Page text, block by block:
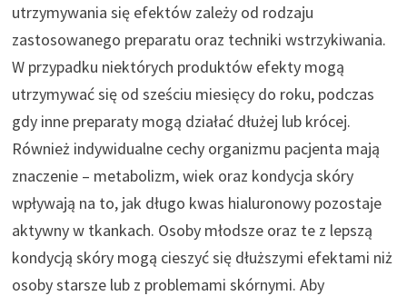
utrzymywania się efektów zależy od rodzaju
zastosowanego preparatu oraz techniki wstrzykiwania.
W przypadku niektórych produktów efekty mogą
utrzymywać się od sześciu miesięcy do roku, podczas
gdy inne preparaty mogą działać dłużej lub krócej.
Również indywidualne cechy organizmu pacjenta mają
znaczenie – metabolizm, wiek oraz kondycja skóry
wpływają na to, jak długo kwas hialuronowy pozostaje
aktywny w tkankach. Osoby młodsze oraz te z lepszą
kondycją skóry mogą cieszyć się dłuższymi efektami niż
osoby starsze lub z problemami skórnymi. Aby